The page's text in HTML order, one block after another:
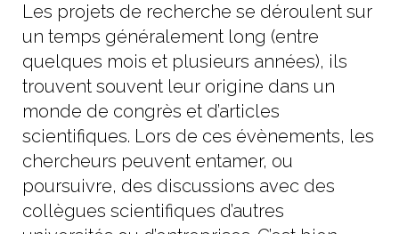
Les projets de recherche se déroulent sur
un temps généralement long (entre
quelques mois et plusieurs années), ils
trouvent souvent leur origine dans un
monde de congrès et d’articles
scientifiques. Lors de ces évènements, les
chercheurs peuvent entamer, ou
poursuivre, des discussions avec des
collègues scientifiques d’autres